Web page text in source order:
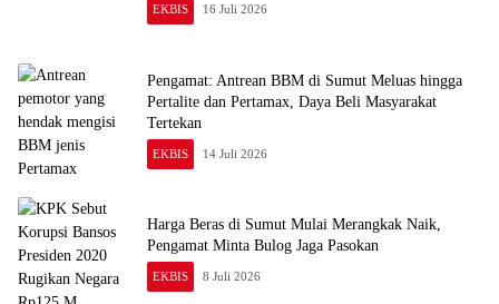
EKBIS 16 Juli 2026
Pengamat: Antrean BBM di Sumut Meluas hingga
Pertalite dan Pertamax, Daya Beli Masyarakat
Tertekan
EKBIS 14 Juli 2026
Harga Beras di Sumut Mulai Merangkak Naik,
Pengamat Minta Bulog Jaga Pasokan
EKBIS 8 Juli 2026